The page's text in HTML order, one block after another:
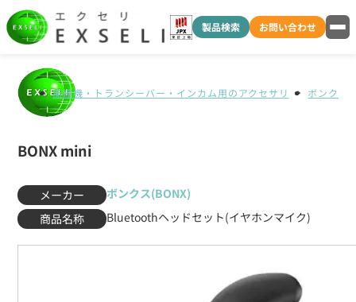
製品検索 お問い合わせ
無線機・トランシーバー・インカム用のアクセサリ ボンクス
BONX mini
メーカー
ボンクス(BONX)
商品名称
Bluetoothヘッドセット(イヤホンマイク)